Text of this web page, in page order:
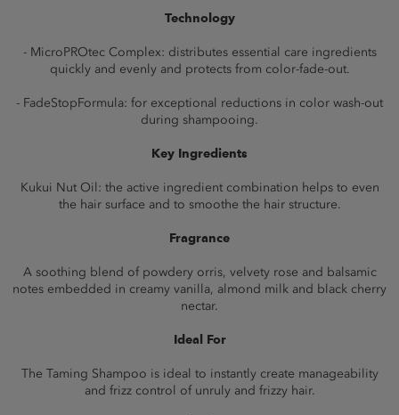
Technology
- MicroPROtec Complex: distributes essential care ingredients
quickly and evenly and protects from color-fade-out.
- FadeStopFormula: for exceptional reductions in color wash-out
during shampooing.
Key Ingredients
Kukui Nut Oil: the active ingredient combination helps to even
the hair surface and to smoothe the hair structure.
Fragrance
A soothing blend of powdery orris, velvety rose and balsamic
notes embedded in creamy vanilla, almond milk and black cherry
nectar.
Ideal For
The Taming Shampoo is ideal to instantly create manageability
and frizz control of unruly and frizzy hair.